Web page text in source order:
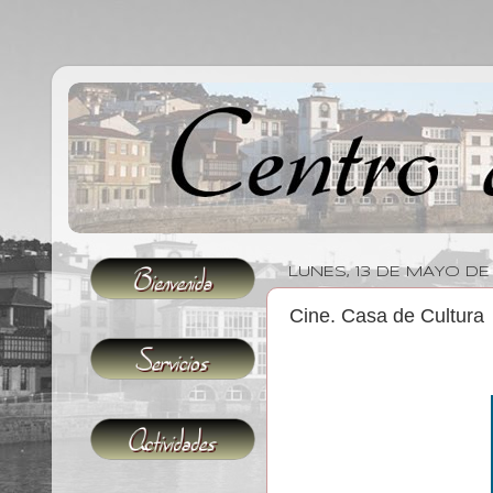
LUNES, 13 DE MAYO
Cine. Casa de Cultura